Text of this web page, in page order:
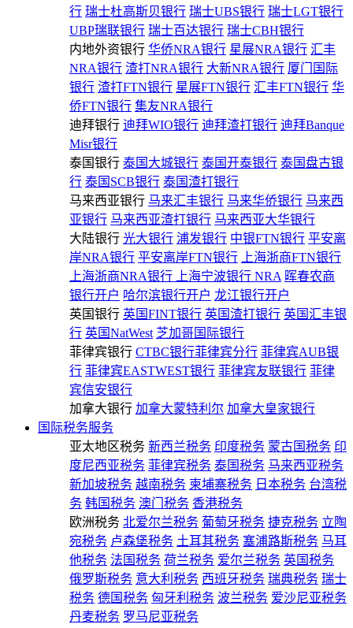
行 瑞士杜高斯贝银行 瑞士UBS银行 瑞士LGT银行
UBP瑞联银行 瑞士百达银行 瑞士CBH银行
内地外资银行 华侨NRA银行 星展NRA银行 汇丰
NRA银行 渣打NRA银行 大新NRA银行 厦门国际
银行 渣打FTN银行 星展FTN银行 汇丰FTN银行 华
侨FTN银行 集友NRA银行
迪拜银行 迪拜WIO银行 迪拜渣打银行 迪拜Banque
Misr银行
泰国银行 泰国大城银行 泰国开泰银行 泰国盘古银
行 泰国SCB银行 泰国渣打银行
马来西亚银行 马来汇丰银行 马来华侨银行 马来西
亚银行 马来西亚渣打银行 马来西亚大华银行
大陆银行 光大银行 浦发银行 中银FTN银行 平安离
岸NRA银行 平安离岸FTN银行
上海浙商FTN银行
上海浙商NRA银行
上海宁波银行 NRA 晖春农商
银行开户 哈尔滨银行开户 龙江银行开户
英国银行 英国FINT银行 英国渣打银行 英国汇丰银
行 英国NatWest 芝加哥国际银行
菲律宾银行 CTBC银行菲律宾分行 菲律宾AUB银
行 菲律宾EASTWEST银行 菲律宾友联银行 菲律
宾信安银行
加拿大银行 加拿大蒙特利尔 加拿大皇家银行
国际税务服务
亚太地区税务 新西兰税务 印度税务 蒙古国税务 印
度尼西亚税务 菲律宾税务 泰国税务 马来西亚税务
新加坡税务 越南税务 柬埔寨税务 日本税务 台湾税
务 韩国税务 澳门税务 香港税务
欧洲税务 北爱尔兰税务 葡萄牙税务 捷克税务 立陶
宛税务 卢森堡税务 土耳其税务 塞浦路斯税务 马耳
他税务 法国税务 荷兰税务 爱尔兰税务 英国税务
俄罗斯税务 意大利税务 西班牙税务 瑞典税务 瑞士
税务 德国税务 匈牙利税务 波兰税务 爱沙尼亚税务
丹麦税务 罗马尼亚税务